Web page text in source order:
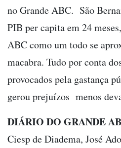
no Grande ABC. São
PIB per capita em 24
ABC como um todo se
macabra. Tudo por conta
provocados pela gastança
gerou prejuízos menos
DIÁRIO DO GRANDE
Ciesp de Diadema, José